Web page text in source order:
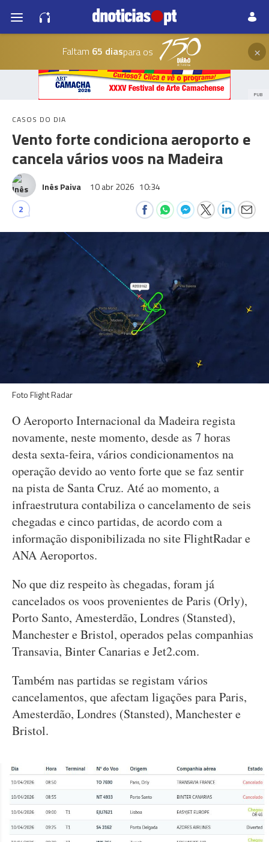
Faltam 65 diaspara os ×
PUB
CASOS DO DIA
Vento forte condiciona aeroporto e
cancela vários voos na Madeira
Inês Paiva 10 abr 2026 10:34
2
Foto Flight Radar
O Aeroporto Internacional da Madeira regista
novamente, neste momento, desde as 7 horas
desta sexta-feira, vários condicionamentos na
operação devido ao vento forte que se faz sentir
na pista de Santa Cruz. Até ao momento, a
infraestrutura contabiliza o cancelamento de seis
chegadas e cinco partidas, de acordo com a
informação disponibilizada no site FlightRadar e
ANA Aeroportos.
No que diz respeito às chegadas, foram já
cancelados os voos provenientes de Paris (Orly),
Porto Santo, Amesterdão, Londres (Stansted),
Manchester e Bristol, operados pelas companhias
Transavia, Binter Canarias e Jet2.com.
Também nas partidas se registam vários
cancelamentos, que afectam ligações para Paris,
Amesterdão, Londres (Stansted), Manchester e
Bristol.